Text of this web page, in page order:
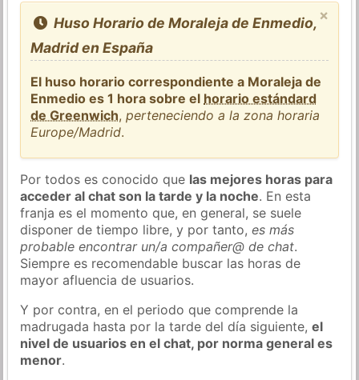
×
Huso Horario de Moraleja de Enmedio,
Madrid en España
El huso horario correspondiente a Moraleja de
Enmedio es 1 hora sobre el horario estándard
de Greenwich,perteneciendo a la zona horaria
Europe/Madrid.
Por todos es conocido que las mejores horas para
acceder al chat son la tarde y la noche. En esta
franja es el momento que, en general, se suele
disponer de tiempo libre, y por tanto,es más
probable encontrar un/a compañer@ de chat.
Siempre es recomendable buscar las horas de
mayor afluencia de usuarios.
Y por contra, en el periodo que comprende la
madrugada hasta por la tarde del día siguiente,el
nivel de usuarios en el chat, por norma general es
menor.